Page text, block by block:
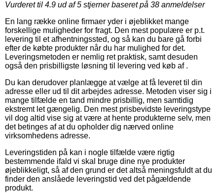
Vurderet til 4.9 ud af 5 stjerner baseret på 38 anmeldelser
En lang række online firmaer yder i øjeblikket mange
forskellige muligheder for fragt. Den mest populære er p.t.
levering til et afhentningssted, og så kan du bare gå forbi
efter de købte produkter når du har mulighed for det.
Leveringsmetoden er nemlig ret praktisk, samt desuden
også den prisbilligste løsning til levering ved køb af .
Du kan derudover planlægge at vælge at få leveret til din
adresse eller ud til dit arbejdes adresse. Metoden viser sig i
mange tilfælde en tand mindre prisbillig, men samtidig
ekstremt let gængelig. Den mest prisbevidste leveringstype
vil dog altid vise sig at være at hente produkterne selv, men
det betinges af at du opholder dig nærved online
virksomhedens adresse.
Leveringstiden på kan i nogle tilfælde være rigtig
bestemmende ifald vi skal bruge dine nye produkter
øjeblikkeligt, så af den grund er det altså meningsfuldt at du
finder den anslåede leveringstid ved det pågældende
produkt.